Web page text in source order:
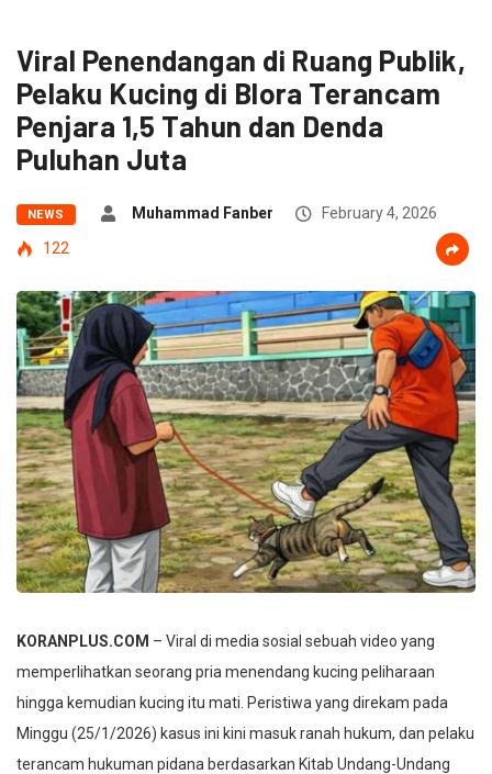
Viral Penendangan di Ruang Publik,
Pelaku Kucing di Blora Terancam
Penjara 1,5 Tahun dan Denda
Puluhan Juta
NEWS Muhammad Fanber
February 4, 2026
122
KORANPLUS.COM – Viral di media sosial sebuah video yang
memperlihatkan seorang pria menendang kucing peliharaan
hingga kemudian kucing itu mati. Peristiwa yang direkam pada
Minggu (25/1/2026) kasus ini kini masuk ranah hukum, dan pelaku
terancam hukuman pidana berdasarkan Kitab Undang-Undang